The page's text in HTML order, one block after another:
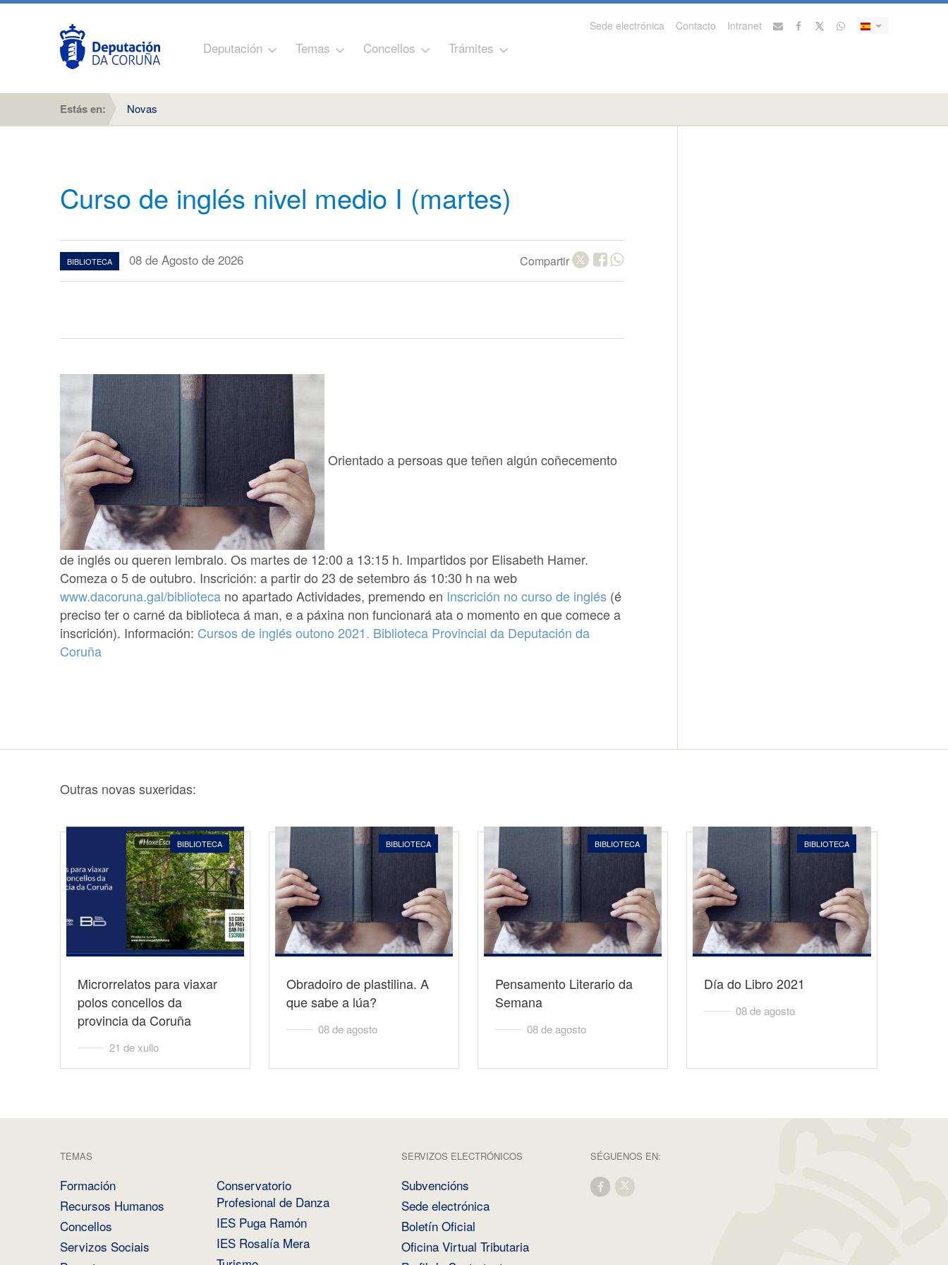
Sede electrónica Contacto Intranet
Deputación Temas Concellos Trámites
Estás en: Novas
Curso de inglés nivel medio I (martes)
BIBLIOTECA 08 de Agosto de 2026 Compartir
Orientado a persoas que teñen algún coñecemento
de inglés ou queren lembralo. Os martes de 12:00 a 13:15 h. Impartidos por Elisabeth Hamer.
Comeza o 5 de outubro. Inscrición: a partir do 23 de setembro ás 10:30 h na web
www.dacoruna.gal/bibliotecano apartado Actividades, premendo en Inscrición no curso de inglés(é
preciso ter o carné da biblioteca á man, e a páxina non funcionará ata o momento en que comece a
inscrición). Información: Cursos de inglés outono 2021. Biblioteca Provincial da Deputación da
Coruña
Outras novas suxeridas:
BIBLIOTECA
Microrrelatos para viaxar
polos concellos da
provincia da Coruña
21 de xullo
BIBLIOTECA
Obradoiro de plastilina. A
que sabe a lúa?
08 de agosto
BIBLIOTECA
Pensamento Literario da
Semana
08 de agosto
BIBLIOTECA
Día do Libro 2021
08 de agosto
TEMAS
Formación
Recursos Humanos
Concellos
Servizos Sociais
Conservatorio
Profesional de Danza
IES Puga Ramón
IES Rosalía Mera
SERVIZOS ELECTRÓNICOS
Subvencións
Sede electrónica
Boletín Oficial
Oficina Virtual Tributaria
SÉGUENOS EN: